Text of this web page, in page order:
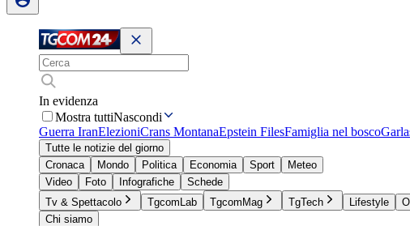
In evidenza
Mostra tuttiNascondi
Guerra IranElezioniCrans MontanaEpstein FilesFamiglia nel bosco
Tutte le notizie del giorno
Cronaca
Mondo Politica Economia Sport
Meteo
Video
Foto Infografiche
Schede
Tv & Spettacolo
TgcomLab TgcomMag TgTech Lifestyle
Chi siamo